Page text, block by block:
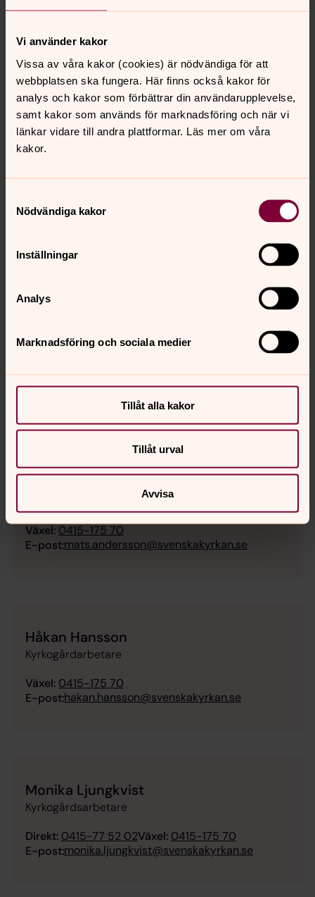
Vi använder kakor
Vissa av våra kakor (cookies) är nödvändiga för att
webbplatsen ska fungera. Här finns också kakor för
analys och kakor som förbättrar din användarupplevelse,
samt kakor som används för marknadsföring och när vi
länkar vidare till andra plattformar. Läs mer om våra
kakor.
Nödvändiga kakor
Inställningar
Analys
Marknadsföring och sociala medier
Tillåt alla kakor
Tillåt urval
Avvisa
E-post:jerker.rudmark@svenskakyrkan.se
Linus D Nilsson
Fastighetsskötare
Växel:0415-175 50
Kyrkogårdspersonal
Kyrkogårdsarbetare
Växel:0415-175 70
E-post:anette.andersson7@svenskakyrkan.se
Växel: 0415-175 70
E-post:mats.andersson@svenskakyrkan.se
Håkan Hansson
Kyrkogårdarbetare
Växel: 0415-175 70
E-post:hakan.hansson@svenskakyrkan.se
Monika Ljungkvist
Kyrkogårdsarbetare
Direkt: 0415-77 52 02Växel: 0415-175 70
E-post:monika.ljungkvist@svenskakyrkan.se